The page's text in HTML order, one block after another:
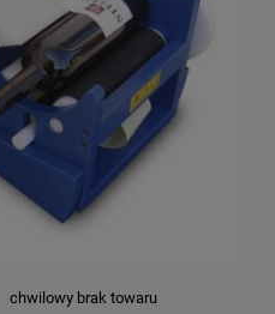
chwilowy brak towaru